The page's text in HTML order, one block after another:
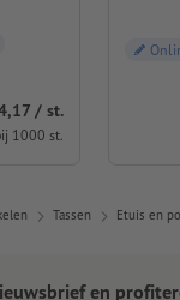
/ st.
1000 st.
Tassen Etuis en
en